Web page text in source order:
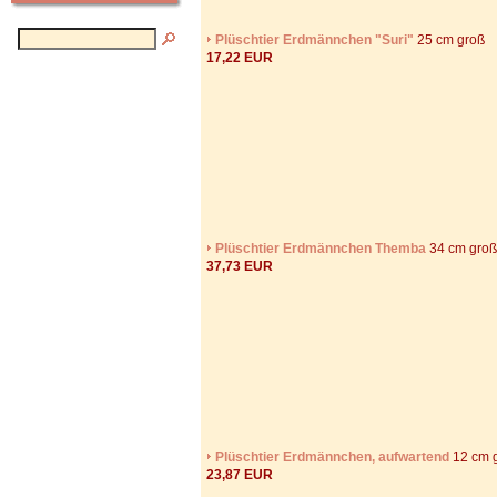
Plüschtier Erdmännchen "Suri" 25 cm groß
17,22 EUR
Plüschtier Erdmännchen Themba 34 cm groß
37,73 EUR
Plüschtier Erdmännchen, aufwartend 12 cm
23,87 EUR